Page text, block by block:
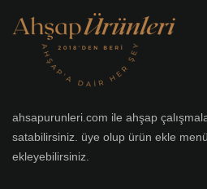
ahsapurunleri.com ile ahşap
satabilirsiniz. üye olup ürün ekle
ekleyebilirsiniz.